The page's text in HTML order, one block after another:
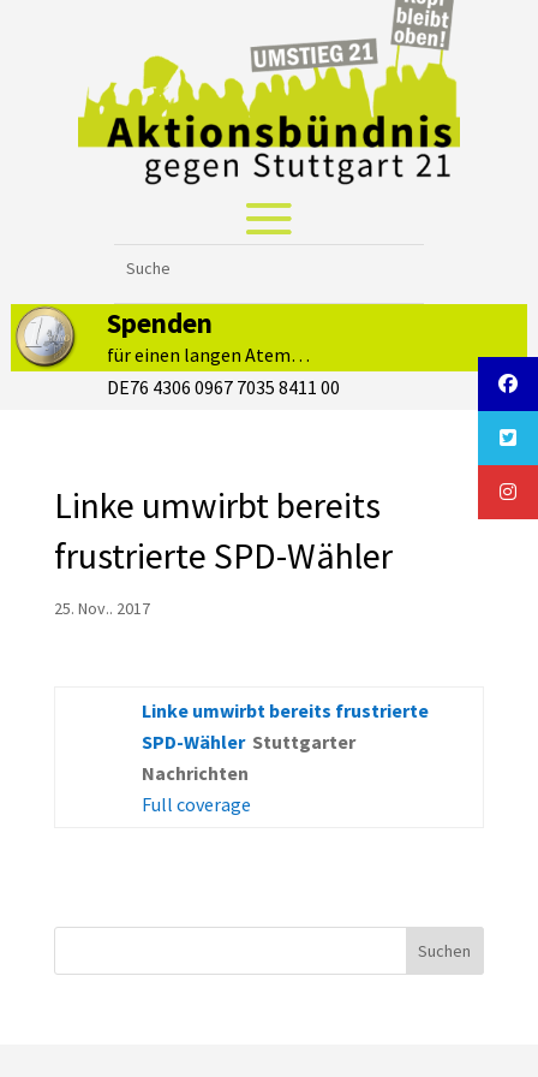
Spenden
für einen langen Atem…
DE76 4306 0967 7035 8411 00
Linke umwirbt bereits
frustrierte SPD-Wähler
25. Nov.. 2017
Linke umwirbt bereits frustrierte
SPD-Wähler Stuttgarter
Nachrichten
Full coverage
Suchen